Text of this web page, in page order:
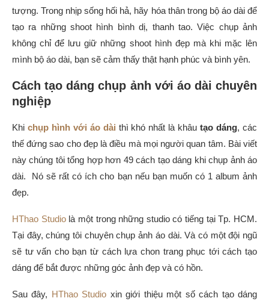
tượng. Trong nhịp sống hối hả, hãy hóa thân trong bộ áo dài để
tạo ra những shoot hình bình dị, thanh tao. Việc chụp ảnh
không chỉ để lưu giữ những shoot hình đẹp mà khi mặc lên
mình bộ áo dài, bạn sẽ cảm thấy thật hạnh phúc và bình yên.
Cách tạo dáng chụp ảnh với áo dài chuyên
nghiệp
Khi chụp hình với áo dài thì khó nhất là khâutạo dáng, các
thế đứng sao cho đẹp là điều mà mọi người quan tâm. Bài viết
này chúng tôi tổng hợp hơn 49 cách tạo dáng khi chụp ảnh áo
dài. Nó sẽ rất có ích cho bạn nếu bạn muốn có 1 album ảnh
đẹp.
HThao Studiolà một trong những studio có tiếng tại Tp. HCM.
Tại đây, chúng tôi chuyên chụp ảnh áo dài. Và có một đội ngũ
sẽ tư vấn cho bạn từ cách lựa chon trang phục tới cách tạo
dáng để bắt được những góc ảnh đẹp và có hồn.
Sau đây, HThao Studio xin giới thiệu một số cách tạo dáng